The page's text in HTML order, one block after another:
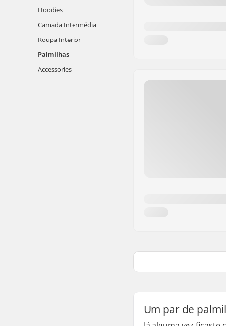
Hoodies
Camada Intermédia
Roupa Interior
Palmilhas
Accessories
Um par de